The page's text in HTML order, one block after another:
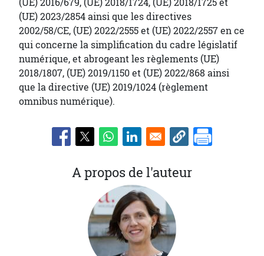
(UE) 2023/2854 ainsi que les directives
2002/58/CE, (UE) 2022/2555 et (UE) 2022/2557 en ce
qui concerne la simplification du cadre législatif
numérique, et abrogeant les règlements (UE)
2018/1807, (UE) 2019/1150 et (UE) 2022/868 ainsi
que la directive (UE) 2019/1024 (règlement
omnibus numérique).
A propos de l'auteur